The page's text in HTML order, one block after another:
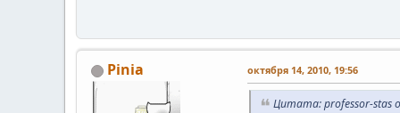
Pinia октября 14, 2010, 19:56
Цитата: professor-stas